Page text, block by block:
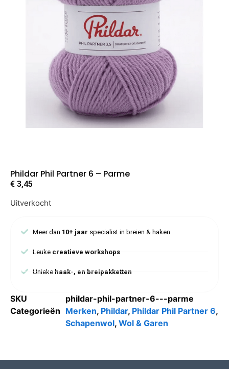
Phildar Phil Partner 6 – Parme
€ 3,45
Uitverkocht
Meer dan 10+ jaar specialist in breien & haken
Leuke creatieve workshops
Uniekehaak-, en breipakketten
SKU
phildar-phil-partner-6---parme
Categorieën Merken, Phildar, Phildar Phil Partner 6,
Schapenwol, Wol & Garen